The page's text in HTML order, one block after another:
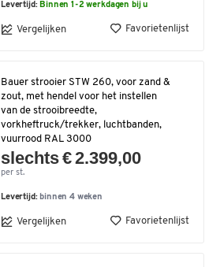
Levertijd: Binnen 1-2 werkdagen bij u
Vergelijken Favorietenlijst
Bauer strooier STW 260, voor zand &
zout, met hendel voor het instellen
van de strooibreedte,
vorkheftruck/trekker, luchtbanden,
vuurrood RAL 3000
slechts € 2.399,00
per st.
Levertijd: binnen 4 weken
Vergelijken Favorietenlijst